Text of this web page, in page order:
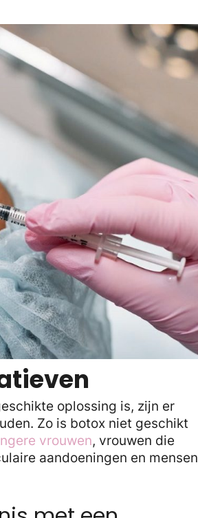
oplossing is, zijn er
Zo is botox niet geschikt
vrouwen, vrouwen die
aandoeningen en mensen